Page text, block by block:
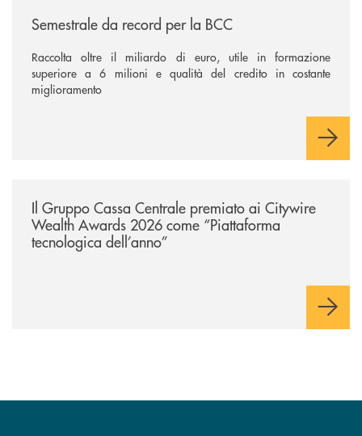
Semestrale da record per la BCC
Raccolta oltre il miliardo di euro, utile in formazione
superiore a 6 milioni e qualità del credito in costante
miglioramento
Il Gruppo Cassa Centrale premiato ai Citywire
Wealth Awards 2026 come “Piattaforma
tecnologica dell’anno”